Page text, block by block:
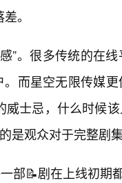
。
”。很多传统的在
而星空无限传媒
士忌，什么时候
是观众对于完整剧集
部📝剧在上线初期